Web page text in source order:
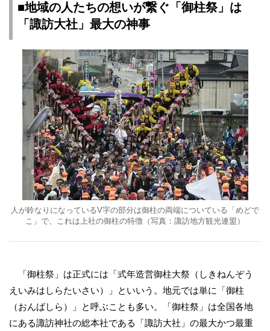
■地域の人たちの想いが繋ぐ「御柱祭」は
「諏訪大社」最大の神事
人が鈴なりになっているV字の部分は御柱の両端についている「めどで
こ」で、これは上社の御柱の特徴（写真：諏訪地方観光連盟）
「御柱祭」は正式には「式年造営御柱大祭（しきねんぞう
えいみはしらたいさい）」といいう。地元では単に「御柱
（おんばしら）」と呼ぶことも多い。「御柱祭」は全国各地
にある諏訪神社の総本社である「諏訪大社」の最大かつ最重